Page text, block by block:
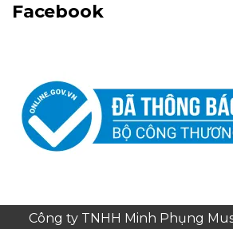
Facebook
Công ty TNHH Minh Phụng